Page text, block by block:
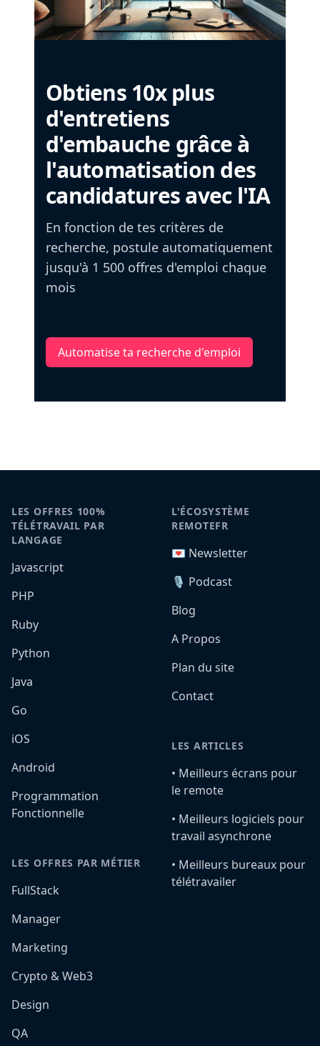
Obtiens 10x plus
d'entretiens
d'embauche grâce à
l'automatisation des
candidatures avec l'IA
En fonction de tes critères de
recherche, postule automatiquement
jusqu'à 1 500 offres d'emploi chaque
mois
Automatise ta recherche d'emploi
LES OFFRES 100%
TÉLÉTRAVAIL PAR
LANGAGE
Javascript
PHP
Ruby
Python
Java
Go
iOS
Android
Programmation
Fonctionnelle
LES OFFRES PAR MÉTIER
FullStack
Manager
Marketing
Crypto & Web3
Design
QA
L'ÉCOSYSTÈME
REMOTEFR
💌 Newsletter
🎙️ Podcast
Blog
A Propos
Plan du site
Contact
LES ARTICLES
•️ Meilleurs écrans pour
le remote
•️ Meilleurs logiciels pour
travail asynchrone
•️ Meilleurs bureaux pour
télétravailer